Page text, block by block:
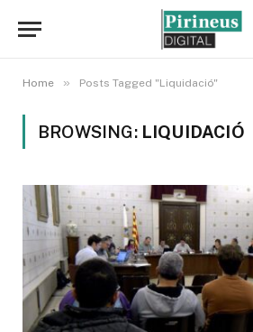
Home » Posts Tagged "Liquidació"
BROWSING: LIQUIDACIÓ